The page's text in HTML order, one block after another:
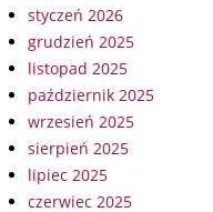
styczeń 2026
grudzień 2025
listopad 2025
październik 2025
wrzesień 2025
sierpień 2025
lipiec 2025
czerwiec 2025